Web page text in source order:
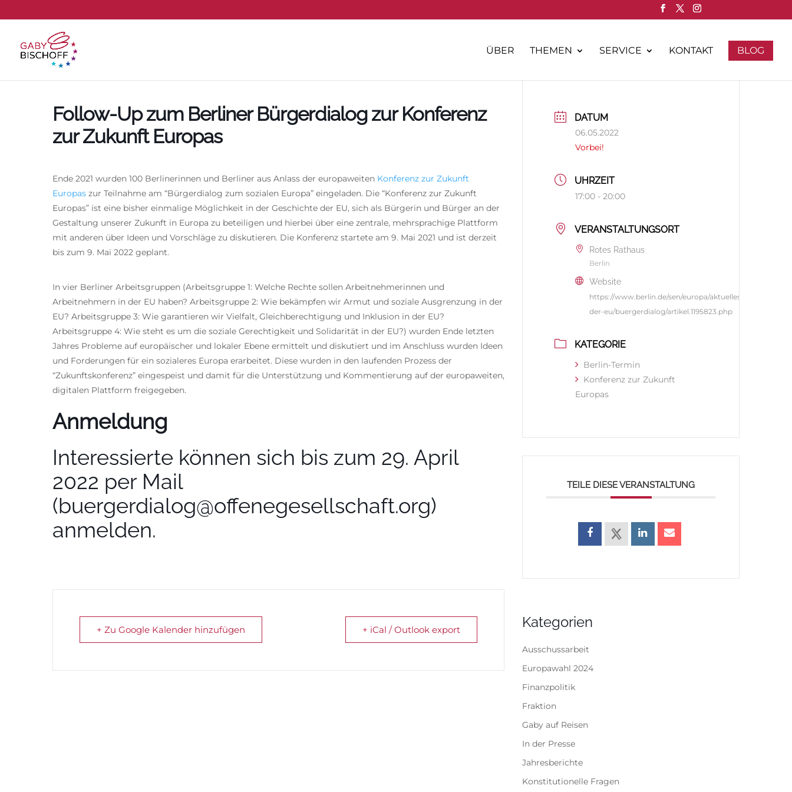
ÜBER THEMEN SERVICE KONTAKT BLOG
Follow-Up zum Berliner Bürgerdialog zur Konferenz
zur Zukunft Europas
Ende 2021 wurden 100 Berlinerinnen und Berliner aus Anlass der europaweiten Konferenz zur Zukunft
Europas zur Teilnahme am “Bürgerdialog zum sozialen Europa” eingeladen. Die “Konferenz zur Zukunft
Europas” ist eine bisher einmalige Möglichkeit in der Geschichte der EU, sich als Bürgerin und Bürger an der
Gestaltung unserer Zukunft in Europa zu beteiligen und hierbei über eine zentrale, mehrsprachige Plattform
mit anderen über Ideen und Vorschläge zu diskutieren. Die Konferenz startete am 9. Mai 2021 und ist derzeit
bis zum 9. Mai 2022 geplant.
In vier Berliner Arbeitsgruppen (Arbeitsgruppe 1: Welche Rechte sollen Arbeitnehmerinnen und
Arbeitnehmern in der EU haben? Arbeitsgruppe 2: Wie bekämpfen wir Armut und soziale Ausgrenzung in der
EU? Arbeitsgruppe 3: Wie garantieren wir Vielfalt, Gleichberechtigung und Inklusion in der EU?
Arbeitsgruppe 4: Wie steht es um die soziale Gerechtigkeit und Solidarität in der EU?) wurden Ende letzten
Jahres Probleme auf europäischer und lokaler Ebene ermittelt und diskutiert und im Anschluss wurden Ideen
und Forderungen für ein sozialeres Europa erarbeitet. Diese wurden in den laufenden Prozess der
“Zukunftskonferenz” eingespeist und damit für die Unterstützung und Kommentierung auf der europaweiten,
digitalen Plattform freigegeben.
Anmeldung
Interessierte können sich bis zum 29. April
2022 per Mail
(buergerdialog@offenegesellschaft.org)
anmelden.
+ Zu Google Kalender hinzufügen + iCal / Outlook export
DATUM
06.05.2022
Vorbei!
UHRZEIT
17:00 - 20:00
VERANSTALTUNGSORT
Rotes Rathaus
Berlin
Website
https://www.berlin.de/sen/europa/aktuelles/zukunft-
der-eu/buergerdialog/artikel.1195823.php
KATEGORIE
Berlin-Termin
Konferenz zur Zukunft
Europas
TEILE DIESE VERANSTALTUNG
Kategorien
Ausschussarbeit
Europawahl 2024
Finanzpolitik
Fraktion
Gaby auf Reisen
In der Presse
Jahresberichte
Konstitutionelle Fragen